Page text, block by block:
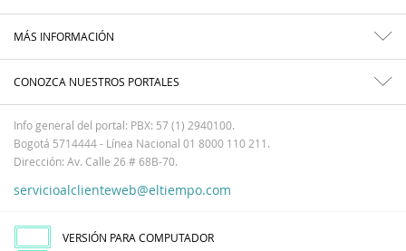
MÁS INFORMACIÓN
CONOZCA NUESTROS PORTALES
Info general del portal: PBX: 57 (1) 2940100.
Bogotá 5714444 - Línea Nacional 01 8000 110 211.
Dirección: Av. Calle 26 # 68B-70.
servicioalclienteweb@eltiempo.com
VERSIÓN PARA COMPUTADOR